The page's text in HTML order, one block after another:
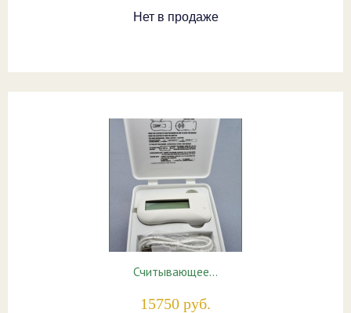
Нет в продаже
Считывающее…
15750 руб.